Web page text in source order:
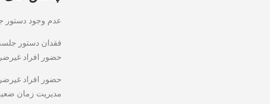
عدم وجود
فقدان دستور
حضور افراد
حضور افراد
مدیریت زمان